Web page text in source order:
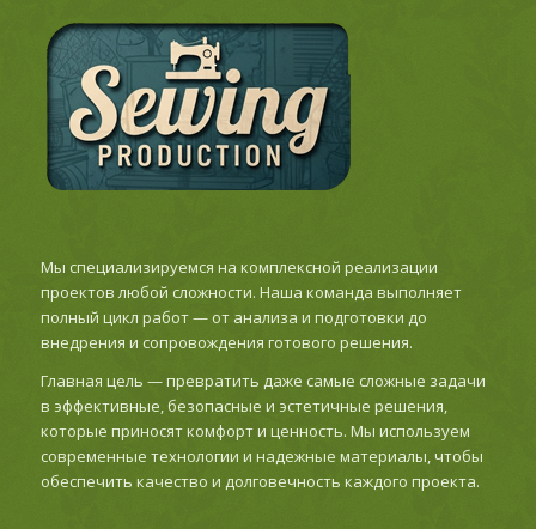
Мы специализируемся на комплексной реализации
проектов любой сложности. Наша команда выполняет
полный цикл работ — от анализа и подготовки до
внедрения и сопровождения готового решения.
Главная цель — превратить даже самые сложные задачи
в эффективные, безопасные и эстетичные решения,
которые приносят комфорт и ценность. Мы используем
современные технологии и надежные материалы, чтобы
обеспечить качество и долговечность каждого проекта.